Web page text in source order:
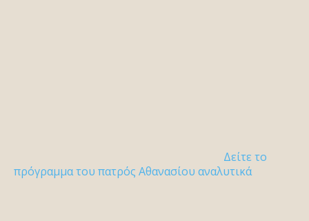
Δείτε το
πρόγραμμα του πατρός Αθανασίου αναλυτικά